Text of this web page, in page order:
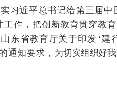
习近平总书记给第三届
作，把创新教育贯穿教
山东省教育厅关于印发“
通知要求， 为切实组织好